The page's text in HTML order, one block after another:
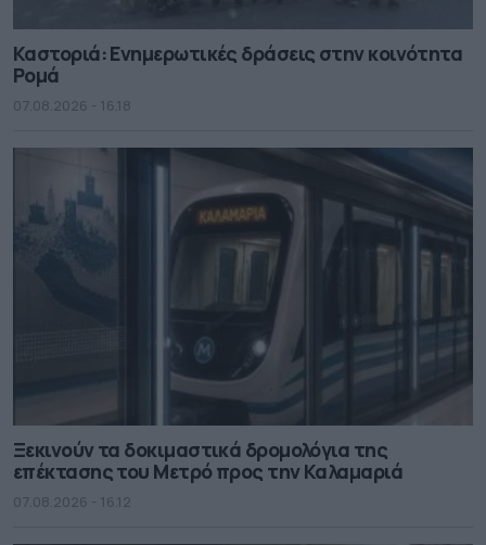
Καστοριά: Ενημερωτικές δράσεις στην κοινότητα
Ρομά
07.08.2026 - 16.18
Ξεκινούν τα δοκιμαστικά δρομολόγια της
επέκτασης του Μετρό προς την Καλαμαριά
07.08.2026 - 16.12